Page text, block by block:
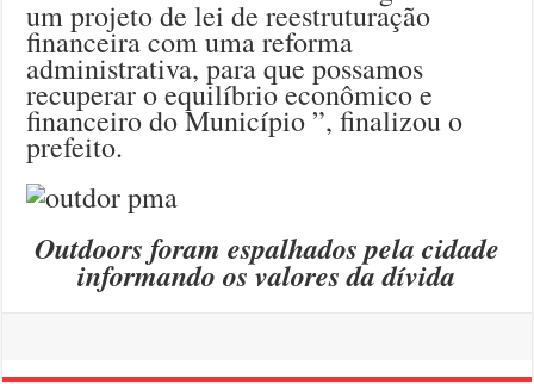
um projeto de lei de reestruturação
financeira com uma reforma
administrativa, para que possamos
recuperar o equilíbrio econômico e
financeiro do Município ”, finalizou o
prefeito.
Outdoors foram espalhados pela cidade
informando os valores da dívida